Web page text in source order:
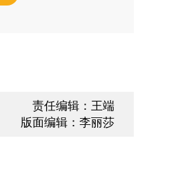
责任编辑：王端
版面编辑：李丽莎